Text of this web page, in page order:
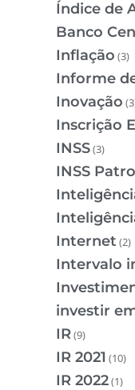
Índice de
Banco
Inflação (3)
Informe
Inovação
Inscrição
INSS(3)
INSS
Internet (2)
Intervalo
investir
IR(9)
IR 2021 (10)
IR 2022(1)